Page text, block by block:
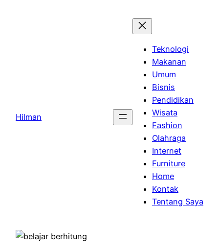
Hilman
Teknologi
Makanan
Umum
Bisnis
Pendidikan
Wisata
Fashion
Olahraga
Internet
Furniture
Home
Kontak
Tentang Saya